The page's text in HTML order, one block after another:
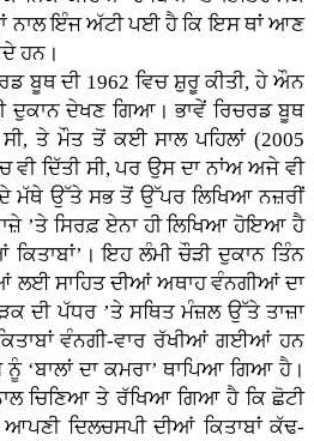
ਨਾਲ ਇੰਜ ਅੱਟੀ ਪਈ ਹੈ ਕਿ ਇਸ ਥਾਂ ਆਣ
ਹਨ।
ਬੂਥ ਦੀ 1962 ਵਿਚ ਸ਼ੁਰੂ ਕੀਤੀ, ਹੇ ਔਨ
ਦੁਕਾਨ ਦੇਖਣ ਗਿਆ। ਭਾਵੇਂ ਰਿਚਰਡ ਬੂਥ
ਤੇ ਮੌਤ ਤੋਂ ਕਈ ਸਾਲ ਪਹਿਲਾਂ (2005
ਦਿੱਤੀ ਸੀ, ਪਰ ਉਸ ਦਾ ਨਾਂਅ ਅਜੇ ਵੀ
ਮੱਥੇ ਉੱਤੇ ਸਭ ਤੋਂ ਉੱਪਰ ਲਿਖਿਆ ਨਜ਼ਰੀਂ
’ਤੇ ਸਿਰਫ਼ ਏਨਾ ਹੀ ਲਿਖਿਆ ਹੋਇਆ ਹੈ
ਇਹ ਲੰਮੀ ਚੌੜੀ ਦੁਕਾਨ ਤਿੰਨ
ਲਈ ਸਾਹਿਤ ਦੀਆਂ ਅਥਾਹ ਵੰਨਗੀਆਂ ਦਾ
ਦੀ ਪੱਧਰ ’ਤੇ ਸਥਿਤ ਮੰਜ਼ਲ ਉੱਤੇ ਤਾਜ਼ਾ
ਵੰਨਗੀ-ਵਾਰ ਰੱਖੀਆਂ ਗਈਆਂ ਹਨ
ਦਾ ਕਮਰਾ’ ਥਾਪਿਆ ਗਿਆ ਹੈ।
ਚਿਣਿਆ ਤੇ ਰੱਖਿਆ ਗਿਆ ਹੈ ਕਿ ਛੋਟੀ
ਦਿਲਚਸਪੀ ਦੀਆਂ ਕਿਤਾਬਾਂ ਕੱਢ-